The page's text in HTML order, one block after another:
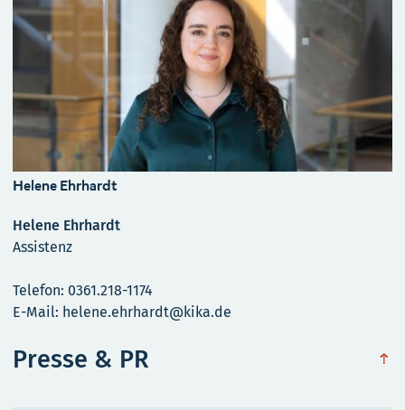
Helene Ehrhardt
Helene Ehrhardt
Assistenz
Telefon: 0361.218-1174
E-Mail: helene.ehrhardt@kika.de
Presse & PR